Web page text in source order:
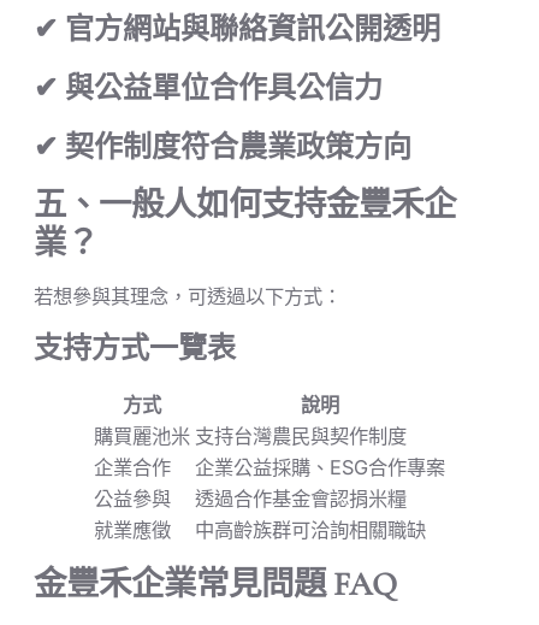
✔ 官方網站與聯絡資訊公開透明
✔ 與公益單位合作具公信力
✔ 契作制度符合農業政策方向
五、一般人如何支持金豐禾企
業？
若想參與其理念，可透過以下方式：
支持方式一覽表
方式
說明
購買麗池米 支持台灣農民與契作制度
企業合作
企業公益採購、ESG合作專案
公益參與
透過合作基金會認捐米糧
就業應徵
中高齡族群可洽詢相關職缺
金豐禾企業常見問題 FAQ